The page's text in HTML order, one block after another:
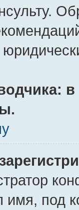
имя, под